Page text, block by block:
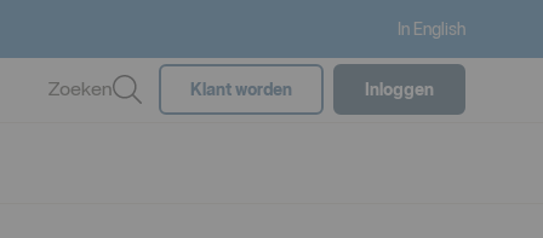
In English
Zoeken Klant worden Inloggen